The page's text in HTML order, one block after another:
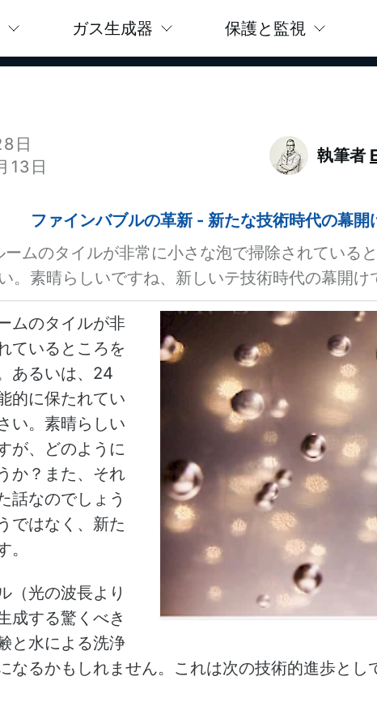
ガス生成器 保護と監視
日
13日
執筆者
ファインバブルの革新 - 新たな技術時代の幕開
ムのタイルが非常に小さな泡で掃除されている
。素晴らしいですね、新しいテ技術時代の幕開け
ムのタイルが非
ているところを
あるいは、24
的に保たれてい
い。素晴らしい
が、どのように
か？また、それ
話なのでしょう
ではなく、新た
（光の波長より
成する驚くべき
と水による洗浄
なるかもしれません。これは次の技術的進歩とし